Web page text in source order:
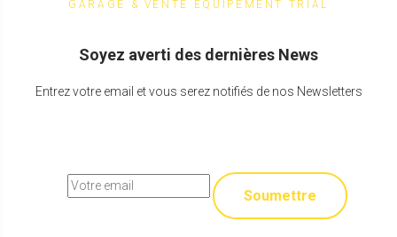
GARAGE & VENTE ÉQUIPEMENT TRIAL
Soyez averti des dernières News
Entrez votre email et vous serez notifiés de nos Newsletters
Soumettre